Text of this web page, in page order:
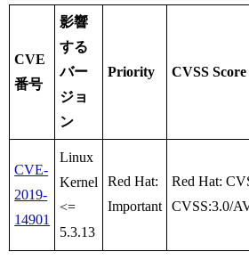
CVE
番号
影響
する
バー
ジョ
ン
Priority CVSS Score
CVE-
2019-
14901
Linux
Kernel
<=
5.3.13
Red Hat:
Important
Red Hat:
CVSS:3.0/